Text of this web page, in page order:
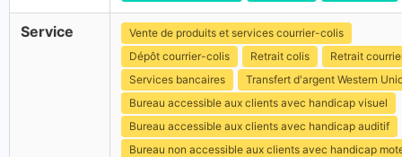
Service
Vente de produits et services courrier-colis
Dépôt courrier-colis
Retrait colis
Retrait
Services bancaires
Transfert d'argent Western
Bureau accessible aux clients avec handicap visuel
Bureau accessible aux clients avec handicap auditif
Bureau non accessible aux clients avec handicap